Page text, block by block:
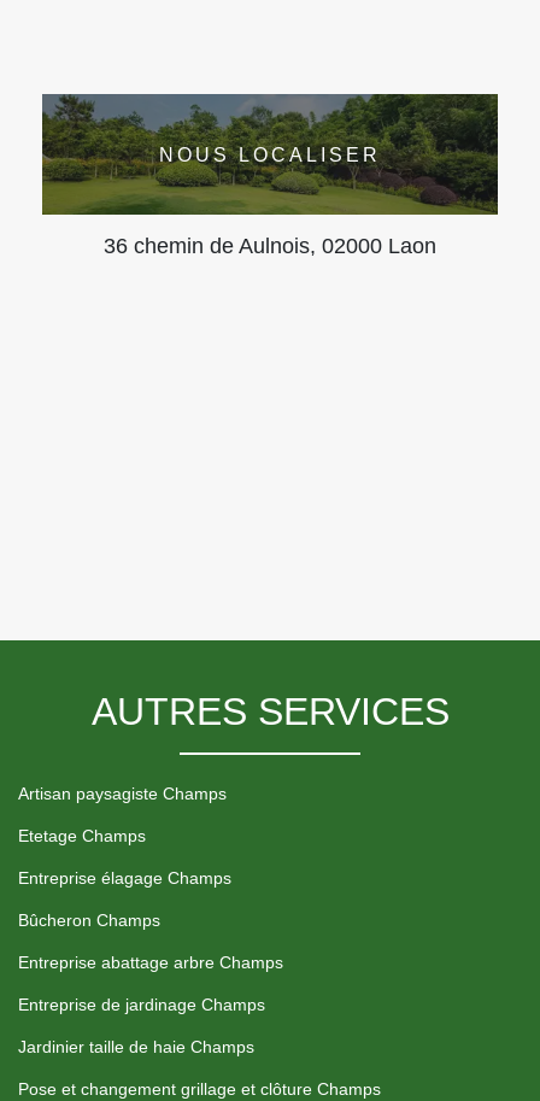
NOUS LOCALISER
36 chemin de Aulnois, 02000 Laon
AUTRES SERVICES
Artisan paysagiste Champs
Etetage Champs
Entreprise élagage Champs
Bûcheron Champs
Entreprise abattage arbre Champs
Entreprise de jardinage Champs
Jardinier taille de haie Champs
Pose et changement grillage et clôture Champs